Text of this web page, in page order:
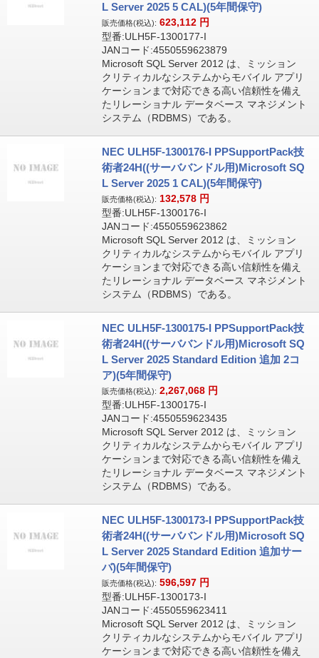
L Server 2025 5 CAL)(5年間保守)
販売価格(税込): 623,112 円
型番:ULH5F-1300177-I
JANコード:4550559623879
Microsoft SQL Server 2012 は、ミッション
クリティカルなシステムからモバイル アプリ
ケーションまで対応できる高い信頼性を備え
たリレーショナル データベース マネジメント
システム（RDBMS）である。
NEC ULH5F-1300176-I PPSupportPack技
術者24H((サーババンドル用)Microsoft SQ
L Server 2025 1 CAL)(5年間保守)
販売価格(税込): 132,578 円
型番:ULH5F-1300176-I
JANコード:4550559623862
Microsoft SQL Server 2012 は、ミッション
クリティカルなシステムからモバイル アプリ
ケーションまで対応できる高い信頼性を備え
たリレーショナル データベース マネジメント
システム（RDBMS）である。
NEC ULH5F-1300175-I PPSupportPack技
術者24H((サーババンドル用)Microsoft SQ
L Server 2025 Standard Edition 追加 2コ
ア)(5年間保守)
販売価格(税込): 2,267,068 円
型番:ULH5F-1300175-I
JANコード:4550559623435
Microsoft SQL Server 2012 は、ミッション
クリティカルなシステムからモバイル アプリ
ケーションまで対応できる高い信頼性を備え
たリレーショナル データベース マネジメント
システム（RDBMS）である。
NEC ULH5F-1300173-I PPSupportPack技
術者24H((サーババンドル用)Microsoft SQ
L Server 2025 Standard Edition 追加サー
バ)(5年間保守)
販売価格(税込): 596,597 円
型番:ULH5F-1300173-I
JANコード:4550559623411
Microsoft SQL Server 2012 は、ミッション
クリティカルなシステムからモバイル アプリ
ケーションまで対応できる高い信頼性を備え